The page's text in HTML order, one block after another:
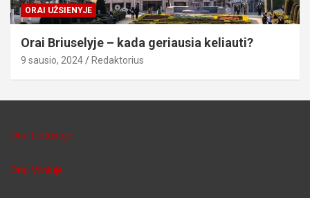
ORAI UŽSIENYJE
Orai Briuselyje – kada geriausia keliauti?
9 sausio, 2024 Redaktorius
Orai Lietuvoje
Orai Vilniuje